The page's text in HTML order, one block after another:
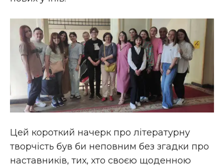
Цей короткий начерк про літературну
творчість був би неповним без згадки про
наставників, тих, хто своєю щоденною